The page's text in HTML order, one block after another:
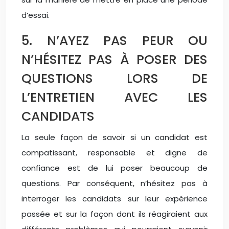
d’essai.
5. N’AYEZ PAS PEUR OU
N’HÉSITEZ PAS À POSER DES
QUESTIONS LORS DE
L’ENTRETIEN AVEC LES
CANDIDATS
La seule façon de savoir si un candidat est
compatissant, responsable et digne de
confiance est de lui poser beaucoup de
questions. Par conséquent, n’hésitez pas à
interroger les candidats sur leur expérience
passée et sur la façon dont ils réagiraient aux